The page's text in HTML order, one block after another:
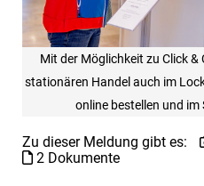
Mit der Möglichkeit zu Click
stationären Handel auch im
online bestellen und
Zu dieser Meldung gibt es:
2 Dokumente